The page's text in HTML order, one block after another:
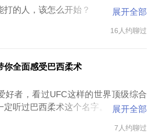
打的人，该怎么开始？
害，练泰拳会折寿吗？
胖子，我还能练格斗吗？
的信息零散不成体系，现实中又存在
对等欺骗新人的教练。除非身边有一
友，否则踏入这个圈子的第一次尝试
展开全部
16人约聊过
你全面感受巴西柔术
好者，看过UFC这样的世界顶级综合
听过巴西柔术这个名字。
期无限制格斗比赛中大杀四方，横扫
展开全部
7人约聊过